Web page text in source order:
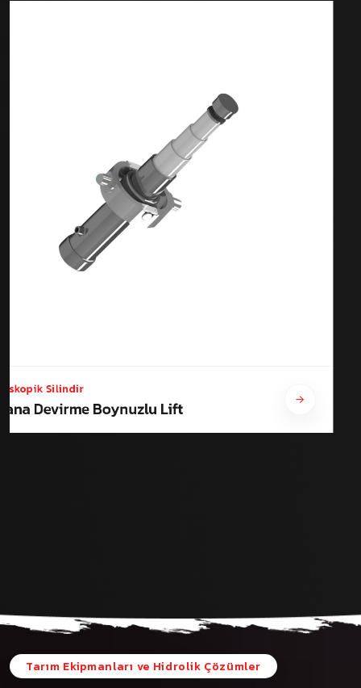
Silindir
Devirme Boynuzlu Lift
Tarım Ekipmanları ve Hidrolik Çözümler